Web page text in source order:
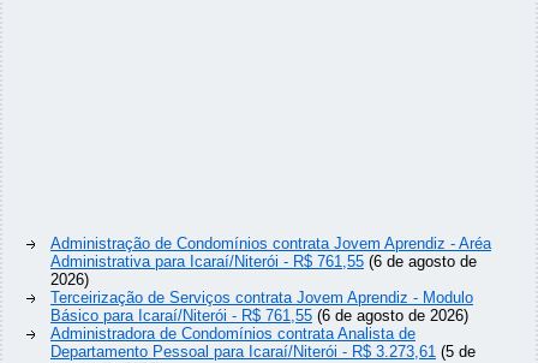
Administração de Condomínios contrata Jovem Aprendiz - Aréa
Administrativa para Icaraí/Niterói - R$ 761,55 (6 de agosto de
2026)
Terceirização de Serviços contrata Jovem Aprendiz - Modulo
Básico para Icaraí/Niterói - R$ 761,55 (6 de agosto de 2026)
Administradora de Condomínios contrata Analista de
Departamento Pessoal para Icaraí/Niterói - R$ 3.273,61 (5 de